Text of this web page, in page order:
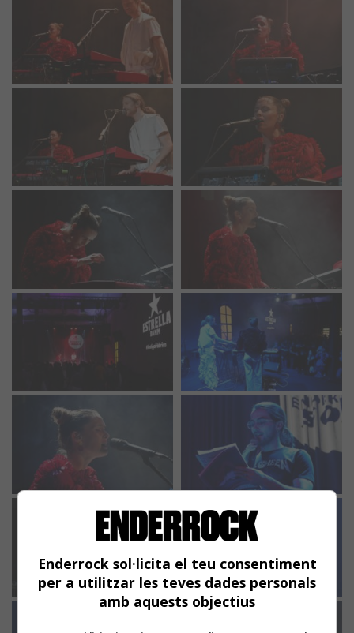
Enderrock sol·licita el teu consentiment
per a utilitzar les teves dades personals
amb aquests objectius